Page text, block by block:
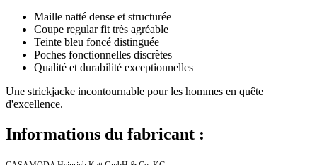
Maille natté dense et structurée
Coupe regular fit très agréable
Teinte bleu foncé distinguée
Poches fonctionnelles discrètes
Qualité et durabilité exceptionnelles
Une strickjacke incontournable pour les hommes en quête
d'excellence.
Informations du fabricant :